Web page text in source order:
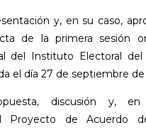
y, en su caso,
de la primera sesión
del Instituto Electoral
el día 27 de septiembre de
discusión y,
Proyecto de Acuerdo